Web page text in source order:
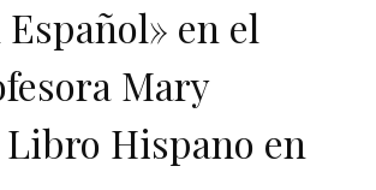
en el
Mary
Hispano en